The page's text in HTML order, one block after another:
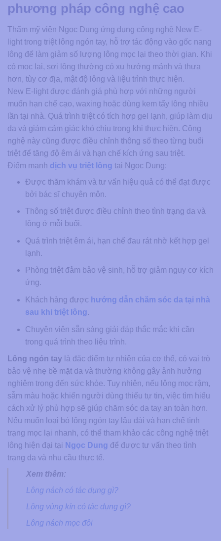
phương pháp công nghệ cao
Thẩm mỹ viện Ngọc Dung ứng dụng công nghệ New E-
light trong triệt lông ngón tay, hỗ trợ tác động vào gốc nang
lông để làm giảm số lượng lông mọc lại theo thời gian. Khi
có mọc lại, sợi lông thường có xu hướng mảnh và thưa
hơn, tùy cơ địa, mật độ lông và liệu trình thực hiện.
New E-light được đánh giá phù hợp với những người
muốn hạn chế cạo, waxing hoặc dùng kem tẩy lông nhiều
lần tại nhà. Quá trình triệt có tích hợp gel lạnh, giúp làm dịu
da và giảm cảm giác khó chịu trong khi thực hiện. Công
nghệ này cũng được điều chỉnh thông số theo từng buổi
triệt để tăng độ êm ái và hạn chế kích ứng sau triệt.
Điểm mạnh dịch vụ triệt lông tại Ngọc Dung:
Được thăm khám và tư vấn hiệu quả có thể đạt được
bởi bác sĩ chuyên môn.
Thông số triệt được điều chỉnh theo tình trạng da và
lông ở mỗi buổi.
Quá trình triệt êm ái, hạn chế đau rát nhờ kết hợp gel
lạnh.
Phòng triệt đảm bảo vệ sinh, hỗ trợ giảm nguy cơ kích
ứng.
Khách hàng được hướng dẫn chăm sóc da tại nhà
sau khi triệt lông.
Chuyên viên sẵn sàng giải đáp thắc mắc khi cần
trong quá trình theo liệu trình.
Lông ngón tay là đặc điểm tự nhiên của cơ thể, có vai trò
bảo vệ nhẹ bề mặt da và thường không gây ảnh hưởng
nghiêm trọng đến sức khỏe. Tuy nhiên, nếu lông mọc rậm,
sẫm màu hoặc khiến người dùng thiếu tự tin, việc tìm hiểu
cách xử lý phù hợp sẽ giúp chăm sóc da tay an toàn hơn.
Nếu muốn loại bỏ lông ngón tay lâu dài và hạn chế tình
trạng mọc lại nhanh, có thể tham khảo các công nghệ triệt
lông hiện đại tại Ngọc Dung để được tư vấn theo tình
trạng da và nhu cầu thực tế.
Xem thêm:
Lông nách có tác dụng gì?
Lông vùng kín có tác dụng gì?
Lông nách mọc đôi